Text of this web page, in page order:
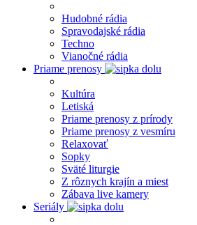
Hudobné rádia
Spravodajské rádia
Techno
Vianočné rádia
Priame prenosy
Kultúra
Letiská
Priame prenosy z prírody
Priame prenosy z vesmíru
Relaxovať
Sopky
Sväté liturgie
Z rôznych krajín a miest
Zábava live kamery
Seriály